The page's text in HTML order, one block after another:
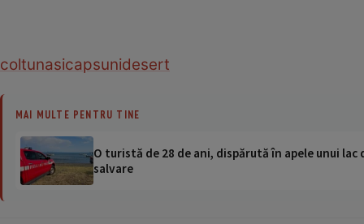
coltunasicapsunidesert
MAI MULTE PENTRU TINE
O turistă de 28 de ani, dispărută în apele unui
salvare